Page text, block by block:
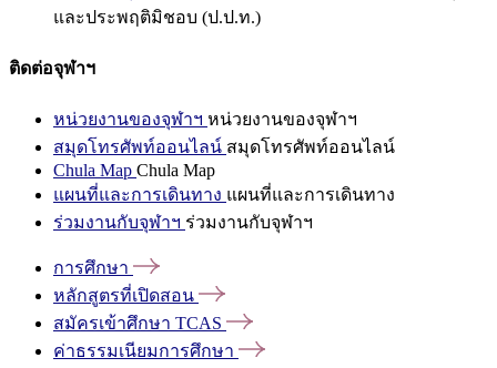
และประพฤติมิชอบ (ป.ป.ท.)
ติดต่อจุฬาฯ
หน่วยงานของจุฬาฯ หน่วยงานของจุฬาฯ
สมุดโทรศัพท์ออนไลน์ สมุดโทรศัพท์ออนไลน์
Chula Map Chula Map
แผนที่และการเดินทาง แผนที่และการเดินทาง
ร่วมงานกับจุฬาฯ ร่วมงานกับจุฬาฯ
การศึกษา
หลักสูตรที่เปิดสอน
สมัครเข้าศึกษา TCAS
ค่าธรรมเนียมการศึกษา